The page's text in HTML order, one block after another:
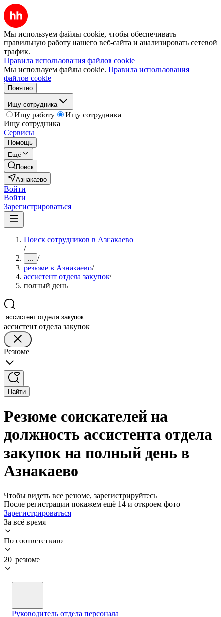
Мы используем файлы cookie, чтобы обеспечивать
правильную работу нашего веб-сайта и анализировать сетевой
трафик.
Правила использования файлов cookie
Мы используем файлы cookie. Правила использования
файлов cookie
Понятно
Ищу сотрудника
Ищу работу
Ищу сотрудника
Ищу сотрудника
Сервисы
Помощь
Ещё
Поиск
Азнакаево
Войти
Войти
Зарегистрироваться
Поиск сотрудников в Азнакаево
/
... /
резюме в Азнакаево/
ассистент отдела закупок/
полный день
ассистент отдела закупок
Резюме
Найти
Резюме соискателей на
должность ассистента отдела
закупок на полный день в
Азнакаево
Чтобы видеть все резюме, зарегистрируйтесь
После регистрации покажем ещё 14 и откроем фото
Зарегистрироваться
За всё время
По соответствию
20 резюме
Руководитель отдела персонала